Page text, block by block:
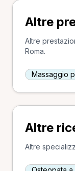
Altre
Altre
Roma.
Massaggio
Altre
Altre